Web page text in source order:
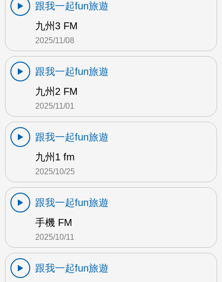
跟我一起fun旅遊
九州3 FM
2025/11/08
跟我一起fun旅遊
九州2 FM
2025/11/01
跟我一起fun旅遊
九州1 fm
2025/10/25
跟我一起fun旅遊
手機 FM
2025/10/11
跟我一起fun旅遊